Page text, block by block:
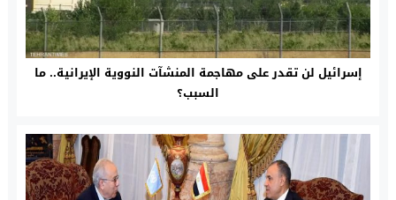
إسرائيل لن تقدر على مهاجمة المنشآت النووية الإيرانية.. ما
السبب؟